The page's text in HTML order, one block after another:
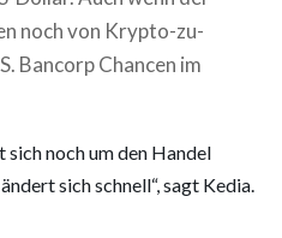
noch von Krypto-zu-
Bancorp Chancen im
sich noch um den Handel
sich schnell“, sagt Kedia.